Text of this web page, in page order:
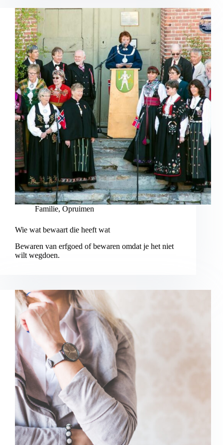
Familie, Opruimen
Wie wat bewaart die heeft wat
Bewaren van erfgoed of bewaren omdat je het niet
wilt wegdoen.